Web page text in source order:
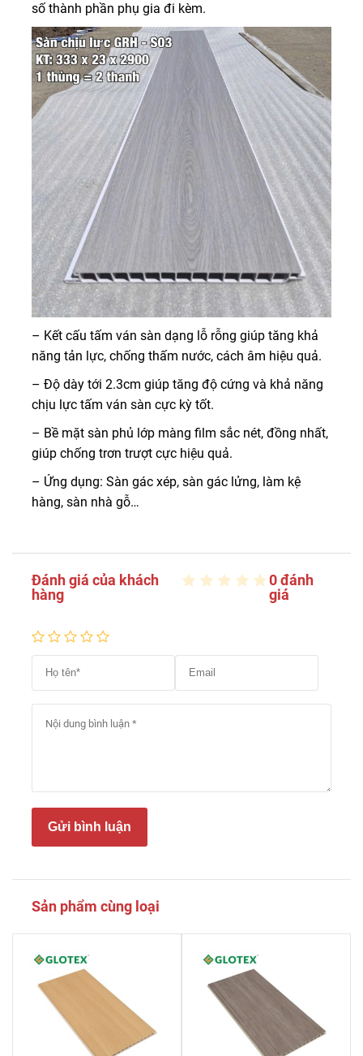
số thành phần phụ gia đi kèm.
– Kết cấu tấm ván sàn dạng lỗ rỗng giúp tăng khả
năng tản lực, chống thấm nước, cách âm hiệu quả.
– Độ dày tới 2.3cm giúp tăng độ cứng và khả năng
chịu lực tấm ván sàn cực kỳ tốt.
– Bề mặt sàn phủ lớp màng film sắc nét, đồng nhất,
giúp chống trơn trượt cực hiệu quả.
– Ứng dụng: Sàn gác xép, sàn gác lửng, làm kệ
hàng, sàn nhà gỗ…
Đánh giá của khách
hàng
0 đánh
giá
Gửi bình luận
Sản phẩm cùng loại